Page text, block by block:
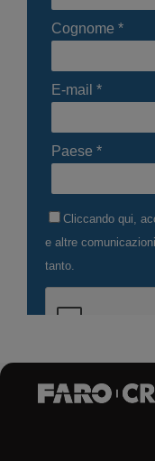
tastatore portatile
PolyWorks •
del Museo Mille Miglia